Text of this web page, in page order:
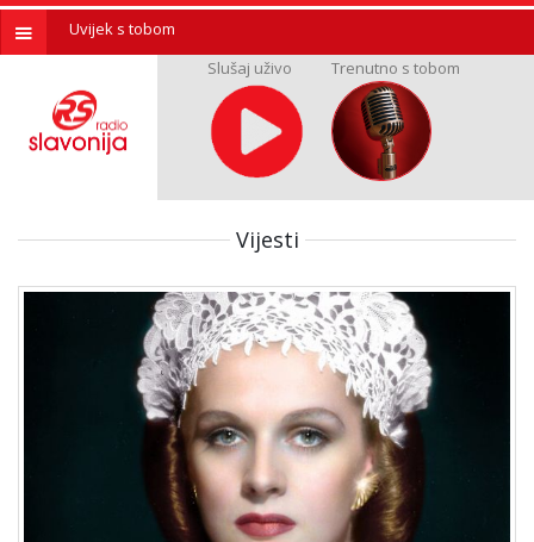
Uvijek s tobom
Slušaj uživo
Trenutno s tobom
Vijesti